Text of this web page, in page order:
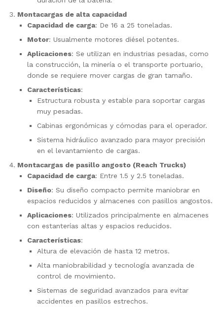
Montacargas de alta capacidad
Capacidad de carga: De 16 a 25 toneladas.
Motor: Usualmente motores diésel potentes.
Aplicaciones: Se utilizan en industrias pesadas, como
la construcción, la minería o el transporte portuario,
donde se requiere mover cargas de gran tamaño.
Características:
Estructura robusta y estable para soportar cargas
muy pesadas.
Cabinas ergonómicas y cómodas para el operador.
Sistema hidráulico avanzado para mayor precisión
en el levantamiento de cargas.
Montacargas de pasillo angosto (Reach Trucks)
Capacidad de carga: Entre 1.5 y 2.5 toneladas.
Diseño: Su diseño compacto permite maniobrar en
espacios reducidos y almacenes con pasillos angostos.
Aplicaciones: Utilizados principalmente en almacenes
con estanterías altas y espacios reducidos.
Características:
Altura de elevación de hasta 12 metros.
Alta maniobrabilidad y tecnología avanzada de
control de movimiento.
Sistemas de seguridad avanzados para evitar
accidentes en pasillos estrechos.